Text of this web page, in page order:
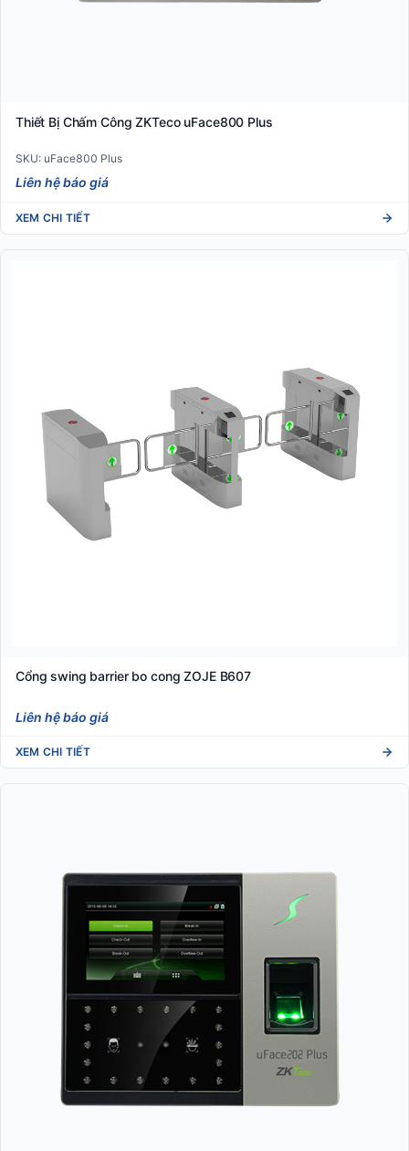
Thiết Bị Chấm Công ZKTeco uFace800 Plus
SKU: uFace800 Plus
Liên hệ báo giá
XEM CHI TIẾT
Cổng swing barrier bo cong ZOJE B607
Liên hệ báo giá
XEM CHI TIẾT